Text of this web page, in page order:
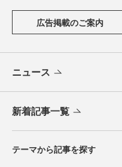
広告掲載のご案内
ニュース
新着記事一覧
テーマから記事を探す